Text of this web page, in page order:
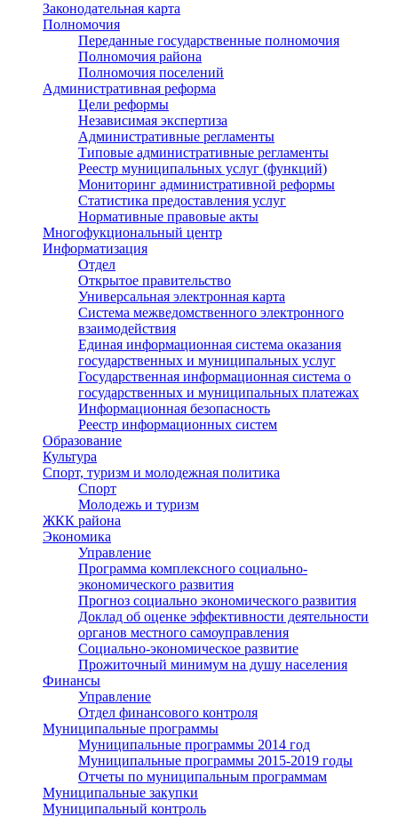
Законодательная карта
Полномочия
Переданные государственные полномочия
Полномочия района
Полномочия поселений
Административная реформа
Цели реформы
Независимая экспертиза
Административные регламенты
Типовые административные регламенты
Реестр муниципальных услуг (функций)
Мониторинг административной реформы
Статистика предоставления услуг
Нормативные правовые акты
Многофукциональный центр
Информатизация
Отдел
Открытое правительство
Универсальная электронная карта
Система межведомственного электронного
взаимодействия
Единая информационная система оказания
государственных и муниципальных услуг
Государственная информационная система о
государственных и муниципальных платежах
Информационная безопасность
Реестр информационных систем
Образование
Культура
Спорт, туризм и молодежная политика
Спорт
Молодежь и туризм
ЖКК района
Экономика
Управление
Программа комплексного социально-
экономического развития
Прогноз социально экономического развития
Доклад об оценке эффективности деятельности
органов местного самоуправления
Социально-экономическое развитие
Прожиточный минимум на душу населения
Финансы
Управление
Отдел финансового контроля
Муниципальные программы
Муниципальные программы 2014 год
Муниципальные программы 2015-2019 годы
Отчеты по муниципальным программам
Муниципальные закупки
Муниципальный контроль